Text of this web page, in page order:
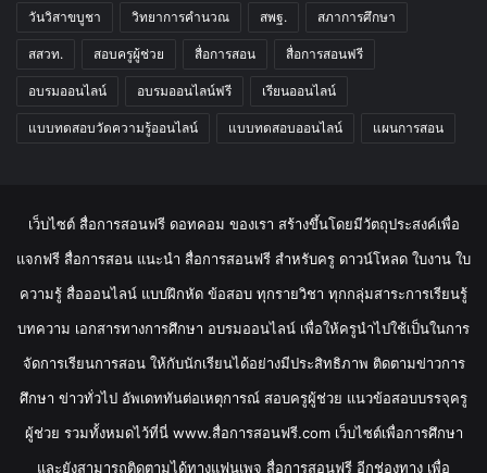
วันวิสาขบูชา วิทยาการคำนวณ สพฐ. สภาการศึกษา
สสวท. สอบครูผู้ช่วย สื่อการสอน สื่อการสอนฟรี
อบรมออนไลน์ อบรมออนไลน์ฟรี เรียนออนไลน์
แบบทดสอบวัดความรู้ออนไลน์ แบบทดสอบออนไลน์ แผนการสอน
เว็บไซต์ สื่อการสอนฟรี ดอทคอม ของเรา สร้างขึ้นโดยมีวัตถุประสงค์เพื่อ
แจกฟรี สื่อการสอน แนะนำ สื่อการสอนฟรี สำหรับครู ดาวน์โหลด ใบงาน ใบ
ความรู้ สื่อออนไลน์ แบบฝึกหัด ข้อสอบ ทุกรายวิชา ทุกกลุ่มสาระการเรียนรู้
บทความ เอกสารทางการศึกษา อบรมออนไลน์ เพื่อให้ครูนำไปใช้เป็นในการ
จัดการเรียนการสอน ให้กับนักเรียนได้อย่างมีประสิทธิภาพ ติดตามข่าวการ
ศึกษา ข่าวทั่วไป อัพเดททันต่อเหตุการณ์ สอบครูผู้ช่วย แนวข้อสอบบรรจุครู
ผู้ช่วย รวมทั้งหมดไว้ที่นี่ www.สื่อการสอนฟรี.com เว็บไซต์เพื่อการศึกษา
และยังสามารถติดตามได้ทางแฟนเพจ สื่อการสอนฟรี อีกช่องทาง เพื่อ